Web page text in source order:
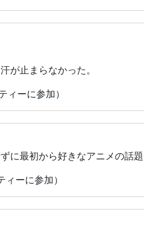
が止まらなかった。
ーに参加）
に最初から好きなアニメの話
ーに参加）